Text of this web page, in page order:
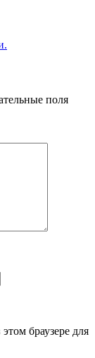
поля
браузере для